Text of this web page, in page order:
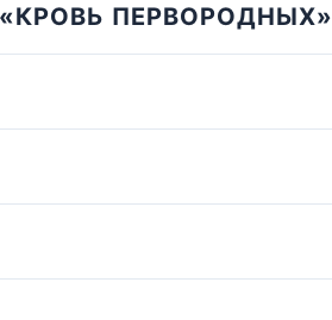
ПЕРВОРОДНЫХ»